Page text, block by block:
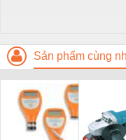
Sản phẩm cùng